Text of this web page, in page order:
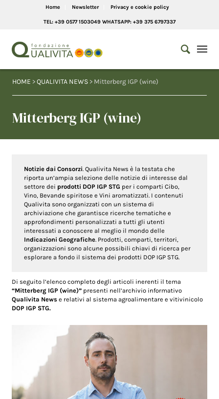
Home Newsletter Privacy e cookie policy
TEL: +39 0577 1503049 WHATSAPP: +39 375 6797337
HOME >QUALIVITA NEWS > Mitterberg IGP (wine)
Mitterberg IGP (wine)
Notizie dai Consorzi. Qualivita News è la testata che
riporta un’ampia selezione delle notizie di interesse dal
settore dei prodotti DOP IGP STG per i comparti Cibo,
Vino, Bevande spiritose e Vini aromatizzati. I contenuti
Qualivita sono organizzati con un sistema di
archiviazione che garantisce ricerche tematiche e
approfondimenti personalizzati a tutti gli utenti
interessati a conoscere al meglio il mondo delle
Indicazioni Geografiche. Prodotti, comparti, territori,
organizzazioni sono alcune possibili chiavi di ricerca per
esplorare a fondo il sistema dei prodotti DOP IGP STG.
Di seguito l’elenco completo degli articoli inerenti il tema
“Mitterberg IGP (wine)” presenti nell’archivio informativo
Qualivita News e relativi al sistema agroalimentare e vitivinicolo
DOP IGP STG.